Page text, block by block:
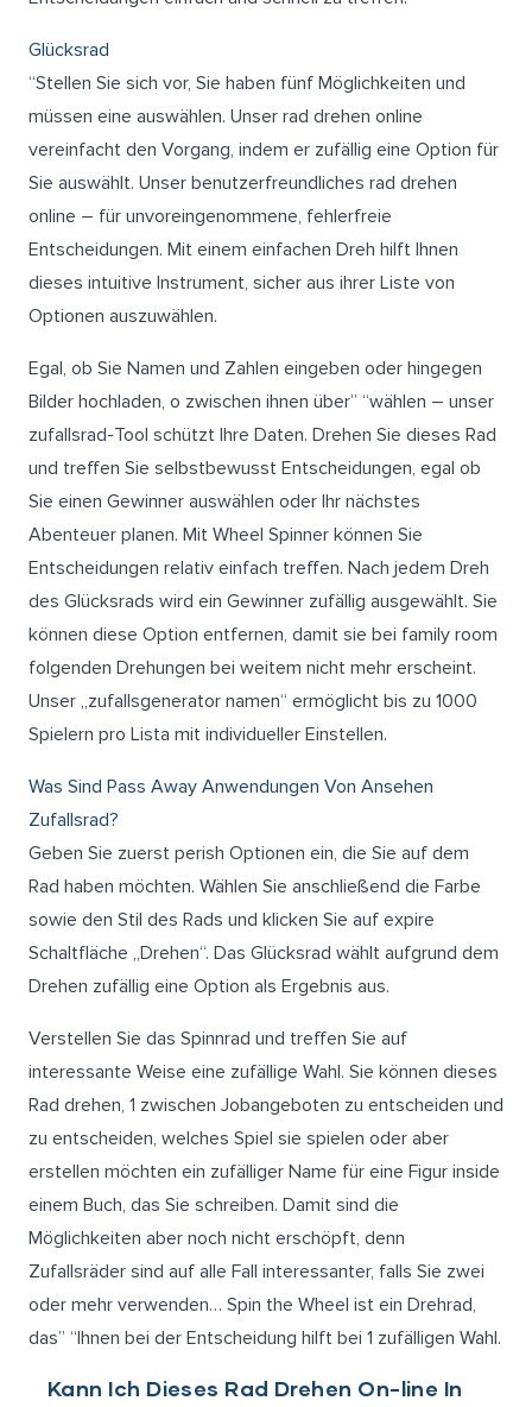
Glücksrad
“Stellen Sie sich vor, Sie haben fünf Möglichkeiten und
müssen eine auswählen. Unser rad drehen online
vereinfacht den Vorgang, indem er zufällig eine Option für
Sie auswählt. Unser benutzerfreundliches rad drehen
online – für unvoreingenommene, fehlerfreie
Entscheidungen. Mit einem einfachen Dreh hilft Ihnen
dieses intuitive Instrument, sicher aus ihrer Liste von
Optionen auszuwählen.
Egal, ob Sie Namen und Zahlen eingeben oder hingegen
Bilder hochladen, o zwischen ihnen über” “wählen – unser
zufallsrad-Tool schützt Ihre Daten. Drehen Sie dieses Rad
und treffen Sie selbstbewusst Entscheidungen, egal ob
Sie einen Gewinner auswählen oder Ihr nächstes
Abenteuer planen. Mit Wheel Spinner können Sie
Entscheidungen relativ einfach treffen. Nach jedem Dreh
des Glücksrads wird ein Gewinner zufällig ausgewählt. Sie
können diese Option entfernen, damit sie bei family room
folgenden Drehungen bei weitem nicht mehr erscheint.
Unser „zufallsgenerator namen“ ermöglicht bis zu 1000
Spielern pro Lista mit individueller Einstellen.
Was Sind Pass Away Anwendungen Von Ansehen
Zufallsrad?
Geben Sie zuerst perish Optionen ein, die Sie auf dem
Rad haben möchten. Wählen Sie anschließend die Farbe
sowie den Stil des Rads und klicken Sie auf expire
Schaltfläche „Drehen“. Das Glücksrad wählt aufgrund dem
Drehen zufällig eine Option als Ergebnis aus.
Verstellen Sie das Spinnrad und treffen Sie auf
interessante Weise eine zufällige Wahl. Sie können dieses
Rad drehen, 1 zwischen Jobangeboten zu entscheiden und
zu entscheiden, welches Spiel sie spielen oder aber
erstellen möchten ein zufälliger Name für eine Figur inside
einem Buch, das Sie schreiben. Damit sind die
Möglichkeiten aber noch nicht erschöpft, denn
Zufallsräder sind auf alle Fall interessanter, falls Sie zwei
oder mehr verwenden… Spin the Wheel ist ein Drehrad,
das” “Ihnen bei der Entscheidung hilft bei 1 zufälligen Wahl.
Kann Ich Dieses Rad Drehen On-line In